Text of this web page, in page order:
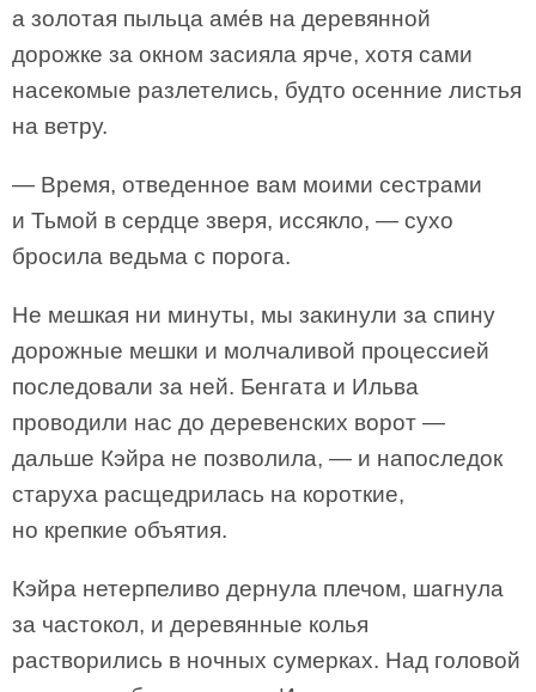
а золотая пыльца аме́в на деревянной
дорожке за окном засияла ярче, хотя сами
насекомые разлетелись, будто осенние листья
на ветру.
— Время, отведенное вам моими сестрами
и Тьмой в сердце зверя, иссякло, — сухо
бросила ведьма с порога.
Не мешкая ни минуты, мы закинули за спину
дорожные мешки и молчаливой процессией
последовали за ней. Бенгата и Ильва
проводили нас до деревенских ворот —
дальше Кэйра не позволила, — и напоследок
старуха расщедрилась на короткие,
но крепкие объятия.
Кэйра нетерпеливо дернула плечом, шагнула
за частокол, и деревянные колья
растворились в ночных сумерках. Над головой